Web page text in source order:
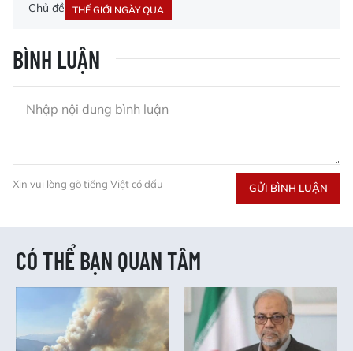
Chủ đề THẾ GIỚI NGÀY QUA
BÌNH LUẬN
Xin vui lòng gõ tiếng Việt có dấu GỬI BÌNH LUẬN
CÓ THỂ BẠN QUAN TÂM